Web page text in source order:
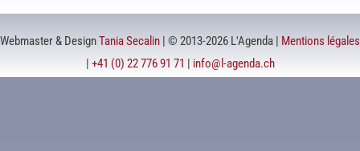
Webmaster & DesignTania Secalin | © 2013-2026 L'Agenda | Mentions légales
+41 (0) 22 776 91 71 info@l-agenda.ch